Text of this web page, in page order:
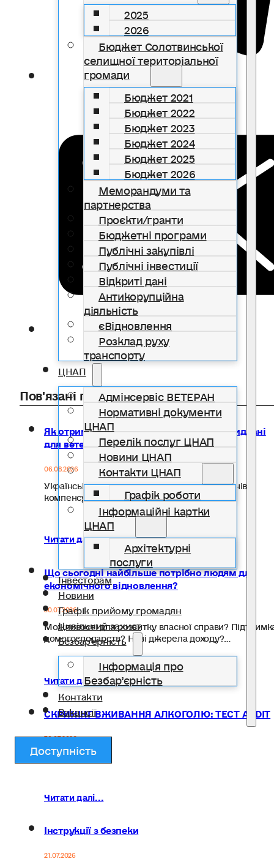
2025
2026
Бюджет Солотвинської
селищної територіальної
громади
Бюджет 2021
Бюджет 2022
Бюджет 2023
Бюджет 2024
Бюджет 2025
Бюджет 2026
Меморандуми та
партнерства
Проєкти/гранти
Бюджетні програми
Публічні закупівлі
Публічні інвестиції
Відкриті дані
Антикорупційна
діяльність
єВідновлення
Розклад руху
транспорту
ЦНАП
Адмінсервіс ВЕТЕРАН
Нормативні документи
ЦНАП
Перелік послуг ЦНАП
Новини ЦНАП
Контакти ЦНАП
Графік роботи
Інформаційні картки
ЦНАП
Архітектурні
послуги
Інвесторам
Новини
Графік прийому громадян
Цивільний захист
Безбар’єрність
Інформація про
Безбар’єрність
Контакти
Вакансії
Доступність
Пов'язані публікації
Як отримати компенсацію за товари, придбані
для ветеранського бізнесу
06.08.2026
Український ветеранський фонд Мінветеранів
компенсує до 20 тисяч гривень на…
Читати далі...
Що сьогодні найбільше потрібно людям для
економічного відновлення?
30.07.2026
Можливості для розвитку власної справи?
домогосподарств? Нові джерела доходу?…
Читати далі...
СКРИНІНГ ВЖИВАННЯ АЛКОГОЛЮ: ТЕСТ AUDIT
30.07.2026
Читати далі...
Інструкції з безпеки
21.07.2026